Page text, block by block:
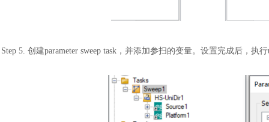
Step 5. 创建parameter sweep task，并添加参扫的变量。设置完成后，执行